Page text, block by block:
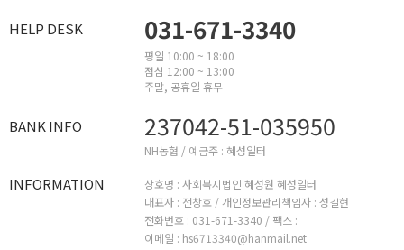
HELP DESK 031-671-3340
평일 10:00 ~ 18:00
점심 12:00 ~ 13:00
주말, 공휴일 휴무
BANK INFO 237042-51-035950
NH농협 / 예금주 : 혜성일터
INFORMATION
상호명 : 사회복지법인 혜성원 혜성일터
대표자 : 전창호 / 개인정보관리책임자 : 성길현
전화번호 : 031-671-3340 / 팩스 :
이메일 : hs6713340@hanmail.net